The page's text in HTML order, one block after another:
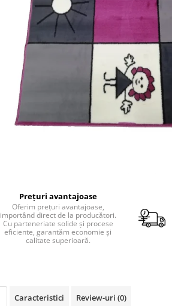
Prețuri avantajoase
Oferim prețuri avantajoase,
importând direct de la producători.
Cu parteneriate solide și procese
eficiente, garantăm economie și
calitate superioară.
Caracteristici Review-uri (0)